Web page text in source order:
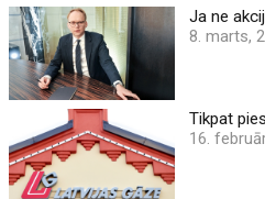
Ja ne
8. marts,
Tikpat
16.